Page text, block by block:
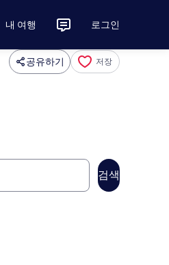
내 여행 로그인
공유하기 저장
검색